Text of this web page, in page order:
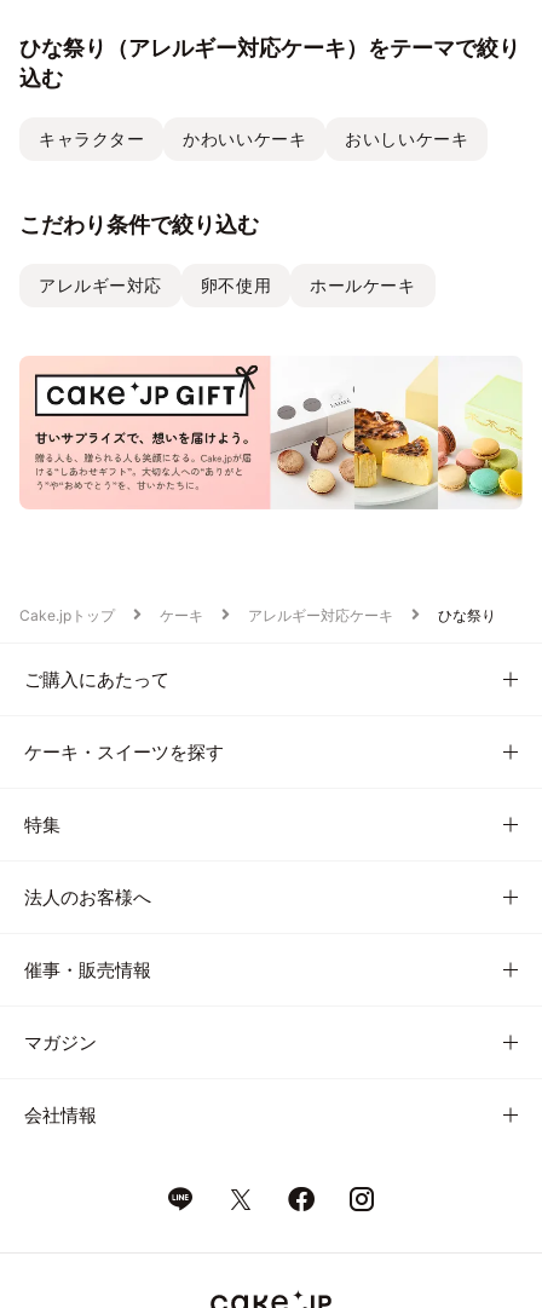
ひな祭り（アレルギー対応ケーキ）をテーマで絞り
込む
キャラクター かわいいケーキ おいしいケーキ
こだわり条件で絞り込む
アレルギー対応 卵不使用 ホールケーキ
Cake.jpトップ ケーキ アレルギー対応ケーキ ひな祭り
ご購入にあたって
ケーキ・スイーツを探す
特集
法人のお客様へ
催事・販売情報
マガジン
会社情報